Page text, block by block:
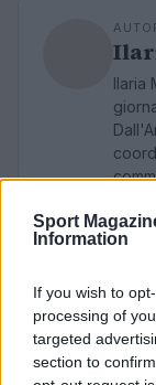
Sport
Information
If you wish to
processing of
targeted
section to
Ilaria